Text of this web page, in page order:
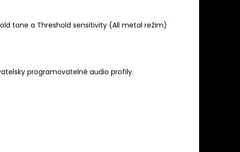
tone a Threshold sensitivity (All metal režim)
programovatelné audio profily.